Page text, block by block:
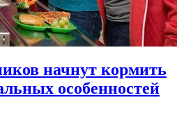
начнут кормить
особенностей